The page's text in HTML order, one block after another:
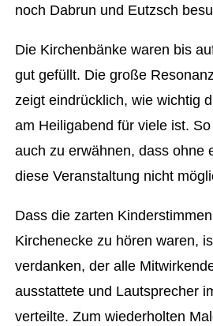
noch Dabrun und Eutzsch
Die Kirchenbänke waren bis
gut gefüllt. Die große
zeigt eindrücklich, wie wichtig
am Heiligabend für viele ist.
auch zu erwähnen, dass ohne
diese Veranstaltung nicht
Dass die zarten
Kirchenecke zu hören waren,
verdanken, der alle
ausstattete und Lautsprecher
verteilte. Zum wiederholten